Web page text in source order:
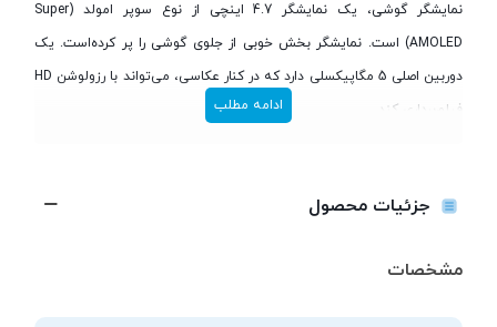
نمایشگر گوشی، یک نمایشگر 4.7 اینچی از نوع سوپر امولد (Super
AMOLED) است. نمایشگر بخش خوبی از جلوی گوشی را پر کرده‌است. یک
دوربین اصلی 5 مگاپیکسلی دارد که در کنار عکاسی، می‌تواند با رزولوشن HD
فیلم‌برداری کند.
ادامه مطلب
جزئیات محصول
مشخصات